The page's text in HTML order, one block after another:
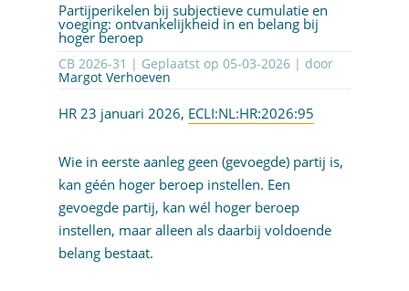
Partijperikelen bij subjectieve cumulatie en
voeging: ontvankelijkheid in en belang bij
hoger beroep
CB 2026-31 | Geplaatst op 05-03-2026| door
Margot Verhoeven
HR 23 januari 2026, ECLI:NL:HR:2026:95
Wie in eerste aanleg geen (gevoegde) partij is,
kan géén hoger beroep instellen. Een
gevoegde partij, kan wél hoger beroep
instellen, maar alleen als daarbij voldoende
belang bestaat.